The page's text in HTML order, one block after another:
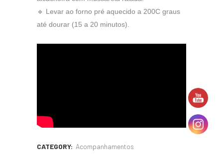
🔹 Levar ao forno pré aquecido a 200C graus
até dourar (15 a 20 minutos).
CATEGORY: Acompanhamentos